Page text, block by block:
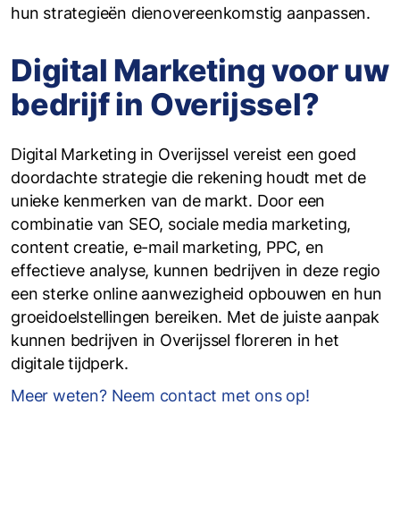
hun strategieën dienovereenkomstig aanpassen.
Digital Marketing voor uw
bedrijf in Overijssel?
Digital Marketing in Overijssel vereist een goed
doordachte strategie die rekening houdt met de
unieke kenmerken van de markt. Door een
combinatie van SEO, sociale media marketing,
content creatie, e-mail marketing, PPC, en
effectieve analyse, kunnen bedrijven in deze regio
een sterke online aanwezigheid opbouwen en hun
groeidoelstellingen bereiken. Met de juiste aanpak
kunnen bedrijven in Overijssel floreren in het
digitale tijdperk.
Meer weten? Neem contact met ons op!